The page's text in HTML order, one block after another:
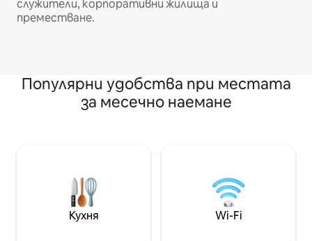
служители, корпоративни жилища и
преместване.
Популярни удобства при местата
за месечно наемане
Кухня Wi-Fi